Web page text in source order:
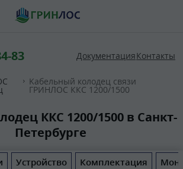
83 ДокументацияКонтакты
Kабельный колодец связи
ГРИНЛОС ККС 1200/1500
ККС 1200/1500 в Санкт-
Петербурге
Устройство Комплектация